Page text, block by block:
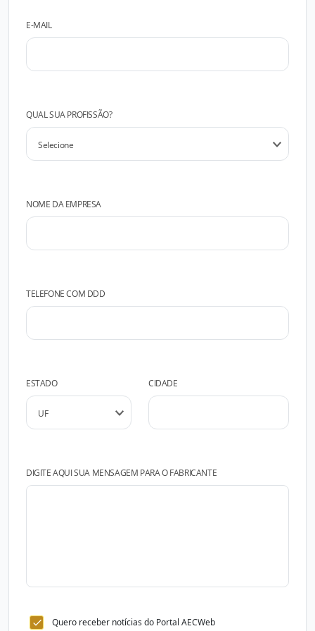
E-MAIL
QUAL SUA PROFISSÃO?
NOME DA EMPRESA
TELEFONE COM DDD
ESTADO CIDADE
DIGITE AQUI SUA MENSAGEM PARA O FABRICANTE
Quero receber notícias do Portal AECWeb